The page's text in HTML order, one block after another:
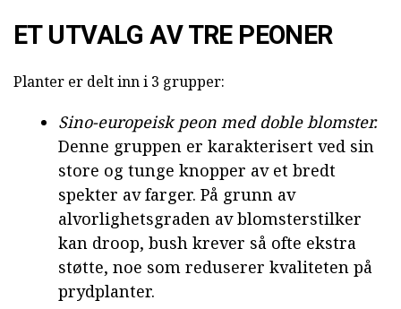
ET UTVALG AV TRE PEONER
Planter er delt inn i 3 grupper:
Sino-europeisk peon med doble blomster.
Denne gruppen er karakterisert ved sin
store og tunge knopper av et bredt
spekter av farger. På grunn av
alvorlighetsgraden av blomsterstilker
kan droop, bush krever så ofte ekstra
støtte, noe som reduserer kvaliteten på
prydplanter.